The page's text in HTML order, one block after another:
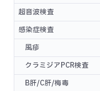
超音波検査
感染症検査
風疹
クラミジアPCR検査
B肝/C肝/梅毒